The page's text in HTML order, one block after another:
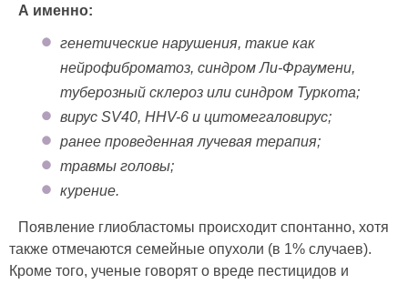
А именно:
генетические нарушения, такие как
нейрофиброматоз, синдром Ли-Фраумени,
туберозный склероз или синдром Туркота;
вирус SV40, HHV-6 и цитомегаловирус;
ранее проведенная лучевая терапия;
травмы головы;
курение.
Появление глиобластомы происходит спонтанно, хотя
также отмечаются семейные опухоли (в 1% случаев).
Кроме того, ученые говорят о вреде пестицидов и